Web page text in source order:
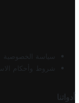
سياسة الخصوصية
شروط وأحكام
أدواتنا